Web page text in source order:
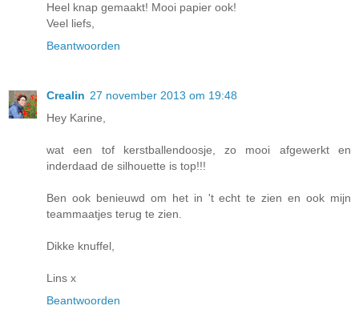
Heel knap gemaakt! Mooi papier ook!
Veel liefs,
Beantwoorden
Crealin 27 november 2013 om 19:48
Hey Karine,
wat een tof kerstballendoosje, zo mooi afgewerkt en
inderdaad de silhouette is top!!!
Ben ook benieuwd om het in 't echt te zien en ook mijn
teammaatjes terug te zien.
Dikke knuffel,
Lins x
Beantwoorden